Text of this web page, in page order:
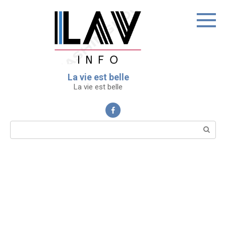
La vie est belle
La vie est belle
Поиск: